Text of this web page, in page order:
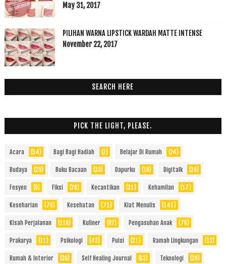
May 31, 2017
PILIHAN WARNA LIPSTICK WARDAH MATTE INTENSE
November 22, 2017
SEARCH HERE
PICK THE LIGHT, PLEASE.
Acara (54) Bagi Bagi Hadiah (2) Belajar Di Rumah (24)
Budaya (29) Buku Bacaan (33) Dapurku (18) Digitalk (28)
Fesyen (9) Fiksi (28) Kecantikan (31) Kehamilan (17)
Keseharian (78) Kesehatan (71) Kiat Menulis (141)
Kisah Perjalanan (118) Kuliner (82) Pengasuhan Anak (76)
Prakarya (11) Psikologi (42) Puisi (21) Ramah Lingkungan (13)
Rumah & Interior (30) Self Healing Journal (63) Teknologi (28)